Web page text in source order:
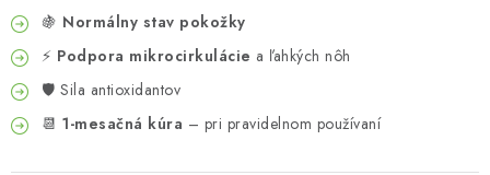
🍇 Normálny stav pokožky
⚡ Podpora mikrocirkulácie a ľahkých nôh
🛡️ Sila antioxidantov
📆 1-mesačná kúra – pri pravidelnom používaní